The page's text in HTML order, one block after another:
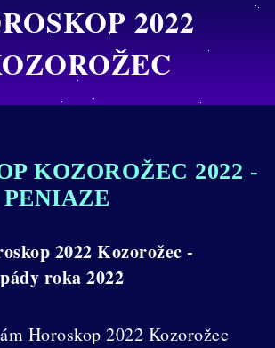
2022
KOZOROŽEC 2022 -
2022 Kozorožec -
roka 2022
Horoskop 2022 Kozorožec